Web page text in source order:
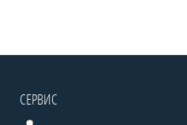
СЕРВИС